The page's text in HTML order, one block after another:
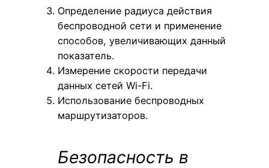
Определение радиуса действия
беспроводной сети и применение
способов, увеличивающих данный
показатель.
Измерение скорости передачи
данных сетей Wi-Fi.
Использование беспроводных
маршрутизаторов.
Безопасность в